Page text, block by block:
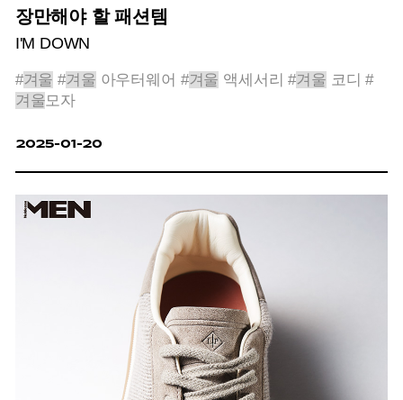
장만해야 할 패션템
I'M DOWN
#겨울 #겨울 아우터웨어 #겨울 액세서리 #겨울 코디 #
겨울모자
2025-01-20